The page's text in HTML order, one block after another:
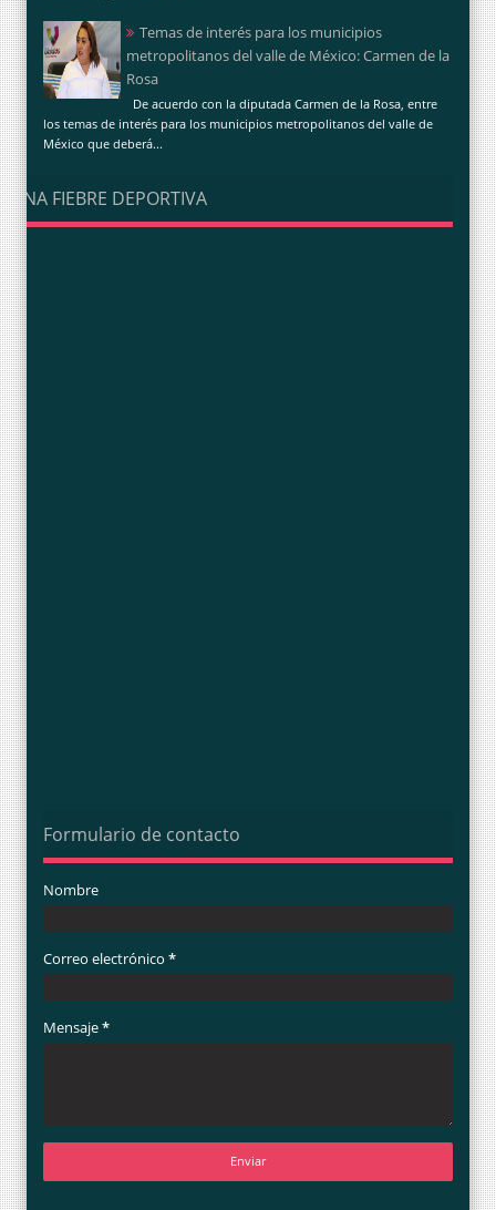
Temas de interés para los municipios
metropolitanos del valle de México: Carmen de la
Rosa
De acuerdo con la diputada Carmen de la Rosa, entre
los temas de interés para los municipios metropolitanos del valle de
México que deberá...
UNA FIEBRE DEPORTIVA
Formulario de contacto
Nombre
Correo electrónico *
Mensaje*